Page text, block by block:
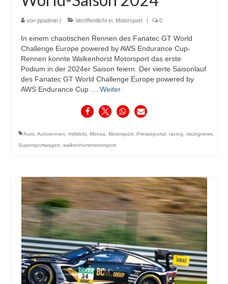
von ppadmin Veröffentlicht in: Motorsport 0
In einem chaotischen Rennen des Fanatec GT World
Challenge Europe powered by AWS Endurance Cup-
Rennen konnte Walkenhorst Motorsport das erste
Podium in der 2024er Saison feiern. Der vierte Saisonlauf
des Fanatec GT World Challenge Europe powered by
AWS Endurance Cup … Weiter
Auto, Autorennen, mdklickt, Monza, Motorsport, Presseportal , racing, racingnews,
Supersportwagen, walkenhorstmotorsport